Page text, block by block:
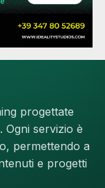
progettate
Ogni servizio è
permettendo a
e progetti